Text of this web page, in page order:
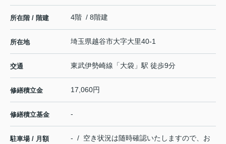
所在階 / 階建 4階 / 8階建
所在地 埼玉県越谷市大字大里40-1
交通 東武伊勢崎線 「大袋 」駅 徒歩9分
修繕積立金 17,060円
修繕積立基金 -
駐車場 / 月額
- / 空き状況は随時確認いたしますので、お